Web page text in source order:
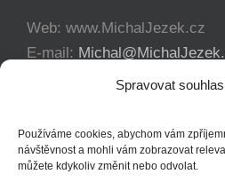
Spravovat
Používáme cookies, abychom vám
návštěvnost a mohli vám zobrazovat
můžete kdykoliv změnit nebo odvolat.
Web: www.MichalJezek.cz
E-mail:
+420 777 346 649